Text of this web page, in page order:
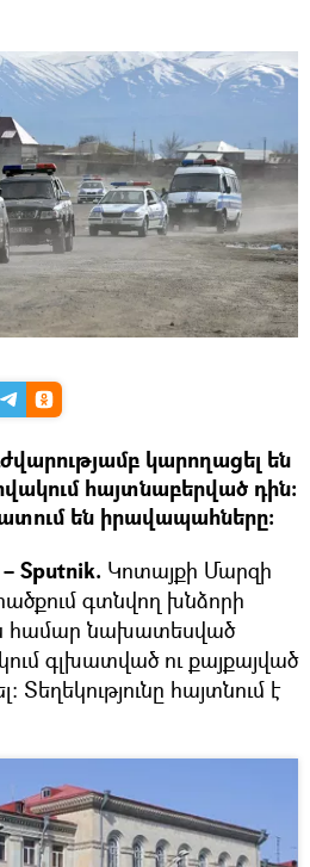
կարողացել են
հայտնաբերված դին։
են իրավապահները։
Sputnik. Կոտայքի Մարզի
գտնվող խնձորի
համար նախատեսված
գլխատված ու քայքայված
Տեղեկությունը հայտնում է